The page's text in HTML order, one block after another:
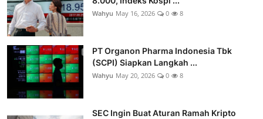
Wahyu May 16, 2026 0 8
PT Organon Pharma Indonesia Tbk
(SCPI) Siapkan Langkah ...
Wahyu May 20, 2026 0 8
SEC Ingin Buat Aturan Ramah Kripto